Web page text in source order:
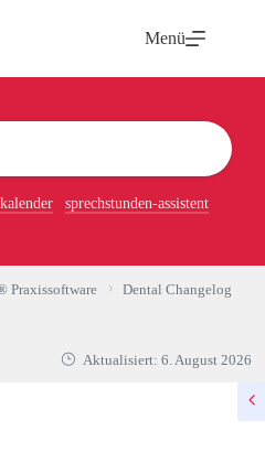
Menü
kalender
sprechstunden-assistent
Praxissoftware
Dental Changelog
Aktualisiert: 6. August 2026